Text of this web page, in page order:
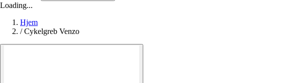
Loading...
Hjem
/ Cykelgreb Venzo